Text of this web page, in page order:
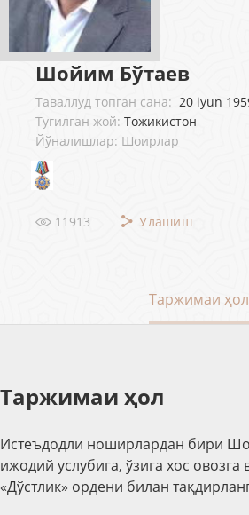
Шойим Бўтаев
Таваллуд топган сана: 20 iyun
Туғилган жой: Тожикистон
Йўналишлар: Шоирлар
11913 Улашиш
Таржимаи ҳол
Таржимаи ҳол
Истеъдодли ноширлардан бири
ижодий услубига, ўзига хос овозга
«Дўстлик» ордени билан